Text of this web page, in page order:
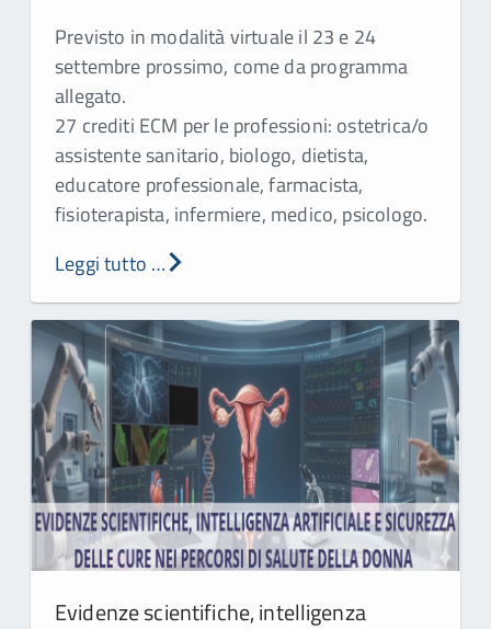
Previsto in modalità virtuale il 23 e 24
settembre prossimo, come da programma
allegato.
27 crediti ECM per le professioni: ostetrica/o
assistente sanitario, biologo, dietista,
educatore professionale, farmacista,
fisioterapista, infermiere, medico, psicologo.
Leggi tutto …
Evidenze scientifiche, intelligenza